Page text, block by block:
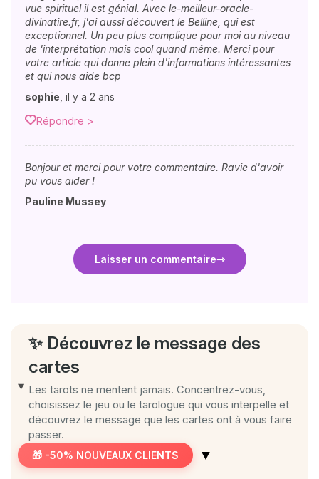
vue spirituel il est génial. Avec le-meilleur-oracle-
divinatire.fr, j'ai aussi découvert le Belline, qui est
exceptionnel. Un peu plus complique pour moi au niveau
de 'interprétation mais cool quand même. Merci pour
votre article qui donne plein d'informations intéressantes
et qui nous aide bcp
sophie il y a 2 ans
Répondre >
Bonjour et merci pour votre commentaire. Ravie d'avoir
pu vous aider !
Pauline Mussey
Laisser un commentaire
✨ Découvrez le message des
cartes
Les tarots ne mentent jamais. Concentrez-vous,
choisissez le jeu ou le tarologue qui vous interpelle et
découvrez le message que les cartes ont à vous faire
passer.
🎁 -50% NOUVEAUX CLIENTS ▼